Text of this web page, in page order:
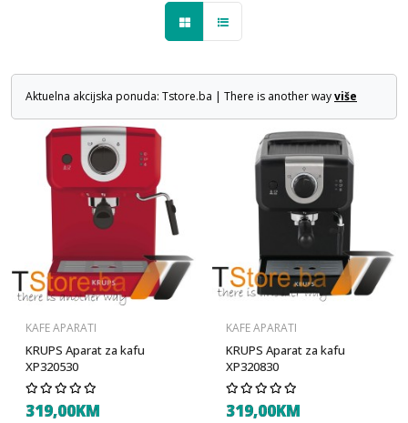
Aktuelna akcijska ponuda: Tstore.ba | There is another wayviše
KAFE APARATI
KRUPS Aparat za kafu
XP320530
319,00KM
KAFE APARATI
KRUPS Aparat za kafu
XP320830
319,00KM